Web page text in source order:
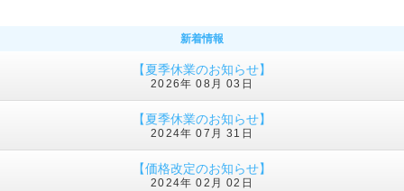
新着情報
【夏季休業のお知らせ】
2026年 08月 03日
【夏季休業のお知らせ】
2024年 07月 31日
【価格改定のお知らせ】
2024年 02月 02日